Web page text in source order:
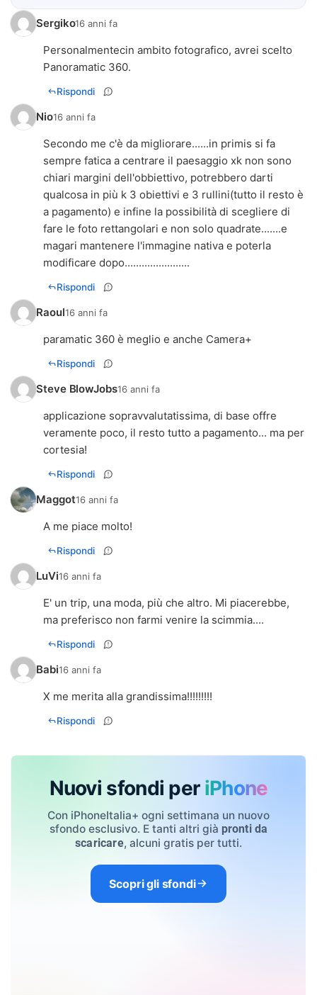
Sergiko16 anni fa
Personalmentecin ambito fotografico, avrei scelto
Panoramatic 360.
Rispondi
Nio16 anni fa
Secondo me c'è da migliorare......in primis si fa
sempre fatica a centrare il paesaggio xk non sono
chiari margini dell'obbiettivo, potrebbero darti
qualcosa in più k 3 obiettivi e 3 rullini(tutto il resto è
a pagamento) e infine la possibilità di scegliere di
fare le foto rettangolari e non solo quadrate.......e
magari mantenere l'immagine nativa e poterla
modificare dopo.......................
Rispondi
Raoul16 anni fa
paramatic 360 è meglio e anche Camera+
Rispondi
Steve BlowJobs16 anni fa
applicazione sopravvalutatissima, di base offre
veramente poco, il resto tutto a pagamento... ma per
cortesia!
Rispondi
Maggot16 anni fa
A me piace molto!
Rispondi
LuVi16 anni fa
E' un trip, una moda, più che altro. Mi piacerebbe,
ma preferisco non farmi venire la scimmia....
Rispondi
Babi16 anni fa
X me merita alla grandissima!!!!!!!!!
Rispondi
Nuovi sfondi per iPhone
Con iPhoneItalia+ ogni settimana un nuovo
sfondo esclusivo. E tanti altri già pronti da
scaricare, alcuni gratis per tutti.
Scopri gli sfondi